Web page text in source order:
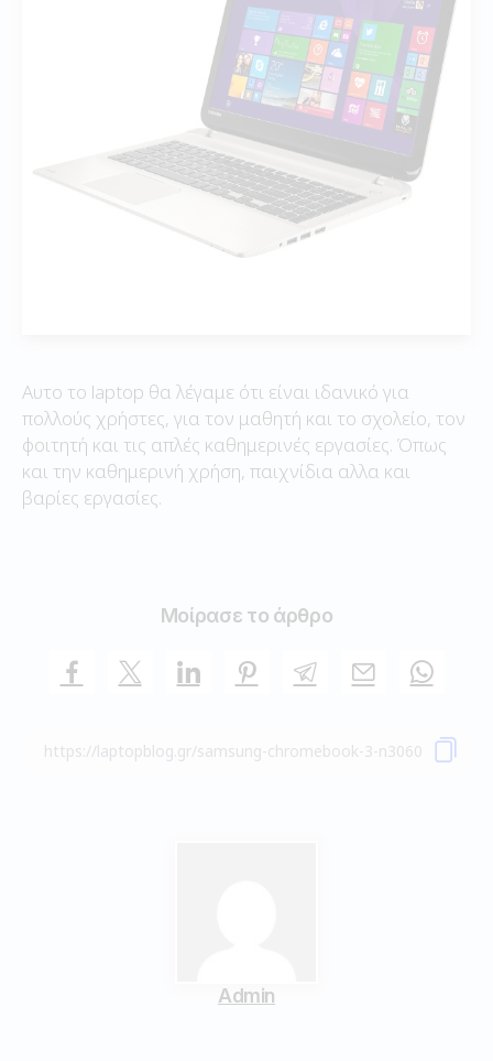
Αυτο το laptop θα λέγαμε ότι είναι ιδανικό για
πολλούς χρήστες, για τον μαθητή και το σχολείο, τον
φοιτητή και τις απλές καθημερινές εργασίες. Όπως
και την καθημερινή χρήση, παιχνίδια αλλα και
βαρίες εργασίες.
Μοίρασε το άρθρο
Admin